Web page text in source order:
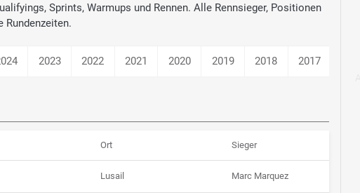
Sprints, Warmups und Rennen. Alle Rennsieger, Positionen
Rundenzeiten.
2023 2022 2021 2020 2019 2018 2017
Ort Sieger
Lusail Marc Marquez